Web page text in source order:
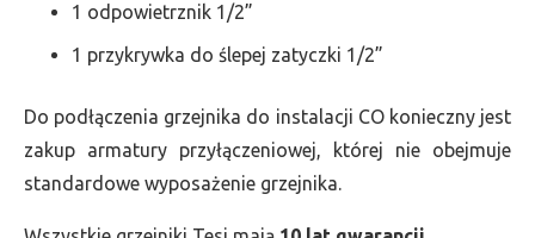
1 odpowietrznik 1/2”
1 przykrywka do ślepej zatyczki 1/2”
Do podłączenia grzejnika do instalacji CO konieczny jest
zakup armatury przyłączeniowej, której nie obejmuje
standardowe wyposażenie grzejnika.